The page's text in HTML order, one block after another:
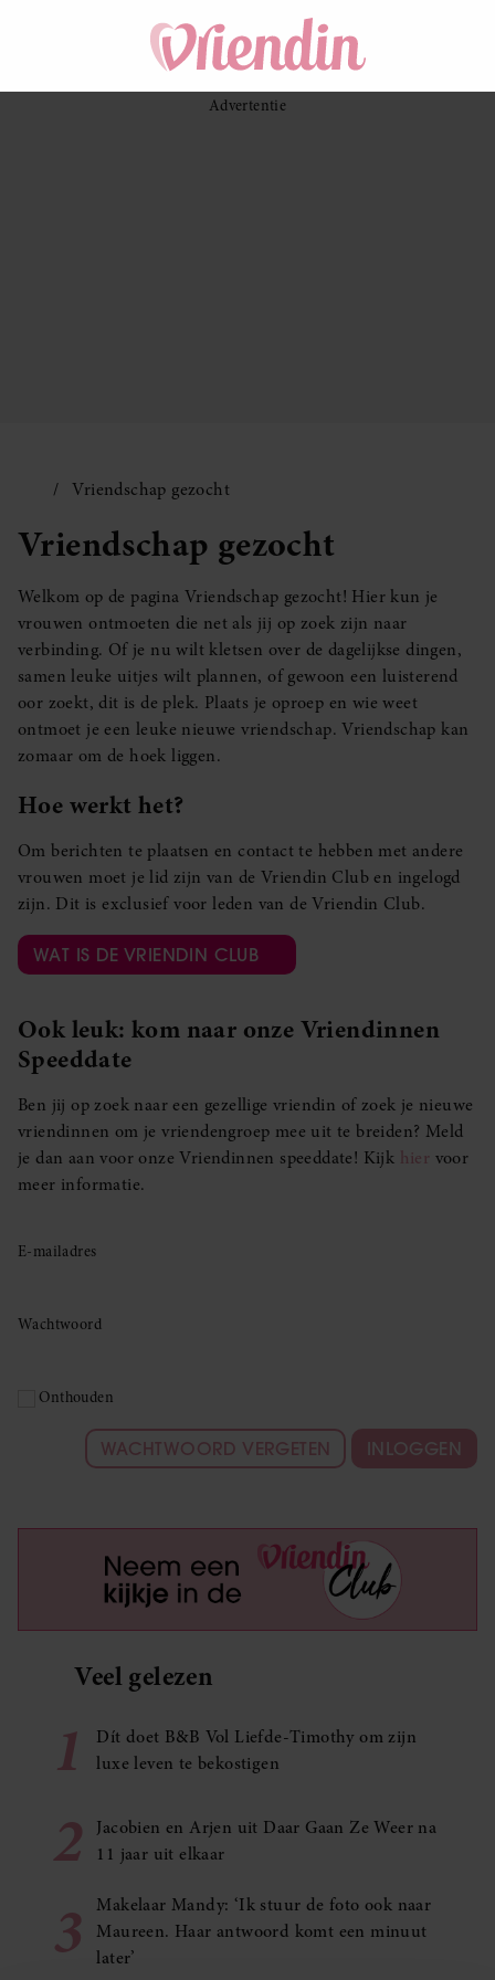
Vriendschap gezocht
Vriendschap gezocht
Welkom op de pagina Vriendschap gezocht! Hier kun je
vrouwen ontmoeten die net als jij op zoek zijn naar
verbinding. Of je nu wilt kletsen over de dagelijkse dingen,
samen leuke uitjes wilt plannen, of gewoon een luisterend
oor zoekt, dit is de plek. Plaats je oproep en wie weet
ontmoet je een leuke nieuwe vriendschap. Vriendschap kan
zomaar om de hoek liggen.
Hoe werkt het?
Om berichten te plaatsen en contact te hebben met andere
vrouwen moet je lid zijn van de Vriendin Club en ingelogd
zijn. Dit is exclusief voor leden van de Vriendin Club.
WAT IS DE VRIENDIN CLUB
Ook leuk: kom naar onze Vriendinnen
Speeddate
Ben jij op zoek naar een gezellige vriendin of zoek je nieuwe
vriendinnen om je vriendengroep mee uit te breiden? Meld
je dan aan voor onze Vriendinnen speeddate! Kijk hier voor
meer informatie.
E-mailadres
Wachtwoord
Onthouden
WACHTWOORD VERGETEN INLOGGEN
Veel gelezen
1
Dít doet B&B Vol Liefde-Timothy om zijn
luxe leven te bekostigen
2
Jacobien en Arjen uit Daar Gaan Ze Weer na
11 jaar uit elkaar
3
Makelaar Mandy: ‘Ik stuur de foto ook naar
Maureen. Haar antwoord komt een minuut
later’